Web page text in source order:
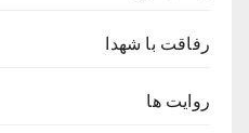
رفاقت با شهدا
روایت ها